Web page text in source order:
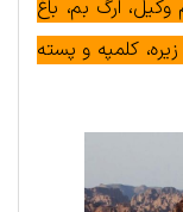
ارگ بم، باغ
کلمپه و پسته